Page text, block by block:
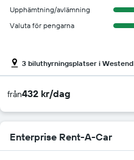
Upphämtning/avlämning
Valuta för pengarna
3 biluthyrningsplatser i Westend
från432 kr/dag
Enterprise Rent-A-Car